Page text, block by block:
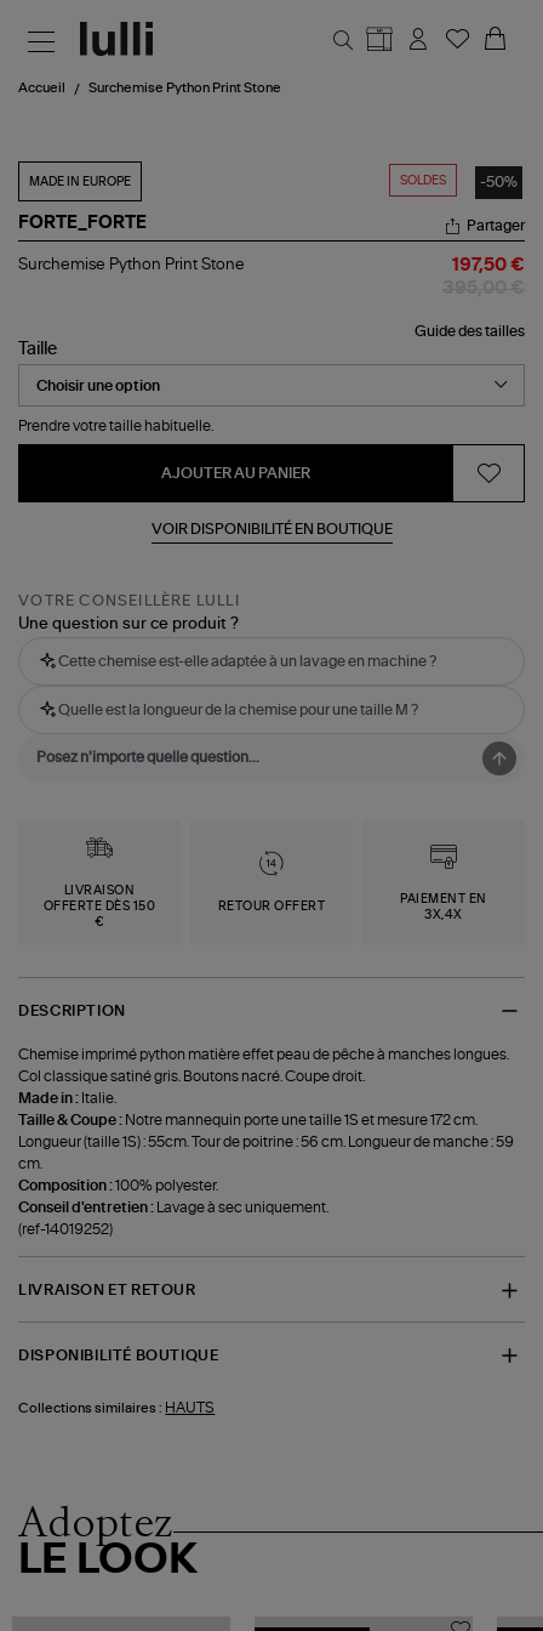
Accueil Surchemise Python Print Stone
SOLDES -50%
MADE IN EUROPE
FORTE_FORTE
Surchemise
Partager
Surchemise Python Print Stone 197,50 €
Guide des tailles
Taille
Prendre votre taille habituelle.
AJOUTER AU PANIER
VOIR DISPONIBILITÉ EN BOUTIQUE
VOTRE CONSEILLÈRE LULLI
Une question sur ce produit ?
Cette chemise est-elle adaptée à un lavage en machine ?
Quelle est la longueur de la chemise pour une taille M ?
LIVRAISON
OFFERTE DÈS 150
€
RETOUR OFFERT
PAIEMENT EN
3X,4X
DESCRIPTION
Chemise imprimé python matière effet peau de pêche à manches longues.
Col classique satiné gris. Boutons nacré. Coupe droit.
Made in : Italie.
Taille & Coupe : Notre mannequin porte une taille 1S et mesure 172 cm.
Longueur (taille 1S) : 55cm. Tour de poitrine : 56 cm. Longueur de manche : 59
cm.
Composition :100% polyester.
Conseil d'entretien : Lavage à sec uniquement.
(ref-14019252)
LIVRAISON ET RETOUR
DISPONIBILITÉ BOUTIQUE
Collections similaires : HAUTS
Adoptez
LE LOOK